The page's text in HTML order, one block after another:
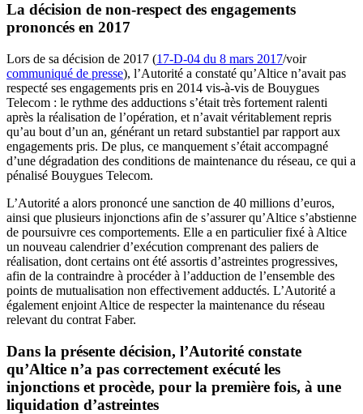
La décision de non-respect des engagements
prononcés en 2017
Lors de sa décision de 2017 (17-D-04 du 8 mars 2017/voir
communiqué de presse), l’Autorité a constaté qu’Altice n’avait pas
respecté ses engagements pris en 2014 vis-à-vis de Bouygues
Telecom : le rythme des adductions s’était très fortement ralenti
après la réalisation de l’opération, et n’avait véritablement repris
qu’au bout d’un an, générant un retard substantiel par rapport aux
engagements pris. De plus, ce manquement s’était accompagné
d’une dégradation des conditions de maintenance du réseau, ce qui a
pénalisé Bouygues Telecom.
L’Autorité a alors prononcé une sanction de 40 millions d’euros,
ainsi que plusieurs injonctions afin de s’assurer qu’Altice s’abstienne
de poursuivre ces comportements. Elle a en particulier fixé à Altice
un nouveau calendrier d’exécution comprenant des paliers de
réalisation, dont certains ont été assortis d’astreintes progressives,
afin de la contraindre à procéder à l’adduction de l’ensemble des
points de mutualisation non effectivement adductés. L’Autorité a
également enjoint Altice de respecter la maintenance du réseau
relevant du contrat Faber.
Dans la présente décision, l’Autorité constate
qu’Altice n’a pas correctement exécuté les
injonctions et procède, pour la première fois, à une
liquidation d’astreintes